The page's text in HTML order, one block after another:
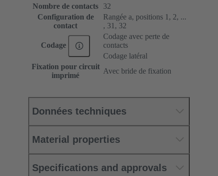
Nombre de contacts
32
Configuration de
contact
Rangée a, positions 1, 2, ...
, 31, 32
Codage
Codage avec perte de
contacts
Codage latéral
Fixation pour circuit
imprimé
Avec bride de fixation
Données techniques
Material properties
Specifications and approvals